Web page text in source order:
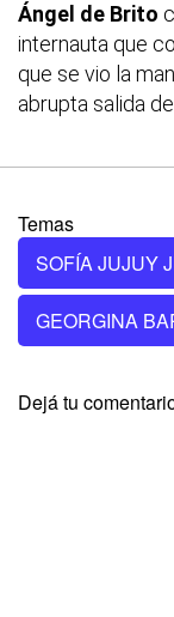
Ángel de Brito
internauta que
que se vio la
abrupta salida
Temas
SOFÍA JUJUY
GEORGINA
Dejá tu